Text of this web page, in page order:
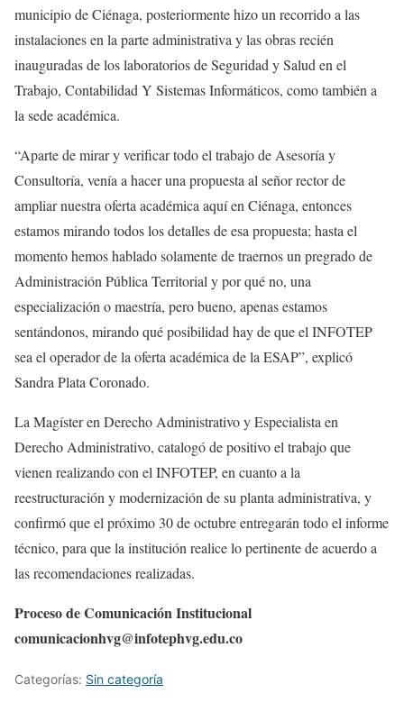
municipio de Ciénaga, posteriormente hizo un recorrido a las
instalaciones en la parte administrativa y las obras recién
inauguradas de los laboratorios de Seguridad y Salud en el
Trabajo, Contabilidad Y Sistemas Informáticos, como también a
la sede académica.
“Aparte de mirar y verificar todo el trabajo de Asesoría y
Consultoría, venía a hacer una propuesta al señor rector de
ampliar nuestra oferta académica aquí en Ciénaga, entonces
estamos mirando todos los detalles de esa propuesta; hasta el
momento hemos hablado solamente de traernos un pregrado de
Administración Pública Territorial y por qué no, una
especialización o maestría, pero bueno, apenas estamos
sentándonos, mirando qué posibilidad hay de que el INFOTEP
sea el operador de la oferta académica de la ESAP”, explicó
Sandra Plata Coronado.
La Magíster en Derecho Administrativo y Especialista en
Derecho Administrativo, catalogó de positivo el trabajo que
vienen realizando con el INFOTEP, en cuanto a la
reestructuración y modernización de su planta administrativa, y
confirmó que el próximo 30 de octubre entregarán todo el informe
técnico, para que la institución realice lo pertinente de acuerdo a
las recomendaciones realizadas.
Proceso de Comunicación Institucional
comunicacionhvg@infotephvg.edu.co
Categorías: Sin categoría